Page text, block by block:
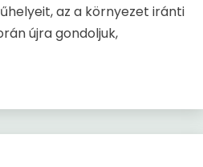
az a környezet iránti
újra gondoljuk,